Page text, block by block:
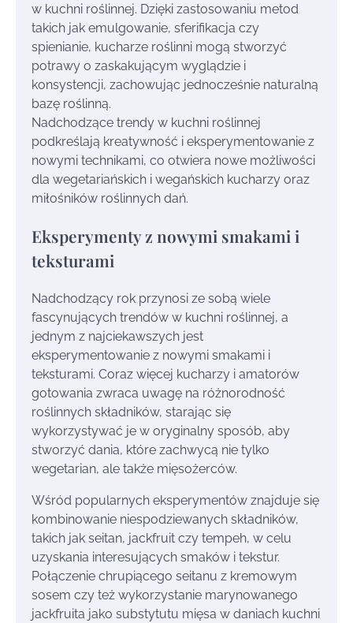
w kuchni roślinnej. Dzięki zastosowaniu metod
takich jak emulgowanie, sferifikacja czy
spienianie, kucharze roślinni mogą stworzyć
potrawy o zaskakującym wyglądzie i
konsystencji, zachowując jednocześnie naturalną
bazę roślinną.
Nadchodzące trendy w kuchni roślinnej
podkreślają kreatywność i eksperymentowanie z
nowymi technikami, co otwiera nowe możliwości
dla wegetariańskich i wegańskich kucharzy oraz
miłośników roślinnych dań.
Eksperymenty z nowymi smakami i
teksturami
Nadchodzący rok przynosi ze sobą wiele
fascynujących trendów w kuchni roślinnej, a
jednym z najciekawszych jest
eksperymentowanie z nowymi smakami i
teksturami. Coraz więcej kucharzy i amatorów
gotowania zwraca uwagę na różnorodność
roślinnych składników, starając się
wykorzystywać je w oryginalny sposób, aby
stworzyć dania, które zachwycą nie tylko
wegetarian, ale także mięsożerców.
Wśród popularnych eksperymentów znajduje się
kombinowanie niespodziewanych składników,
takich jak seitan, jackfruit czy tempeh, w celu
uzyskania interesujących smaków i tekstur.
Połączenie chrupiącego seitanu z kremowym
sosem czy też wykorzystanie marynowanego
jackfruita jako substytutu mięsa w daniach kuchni